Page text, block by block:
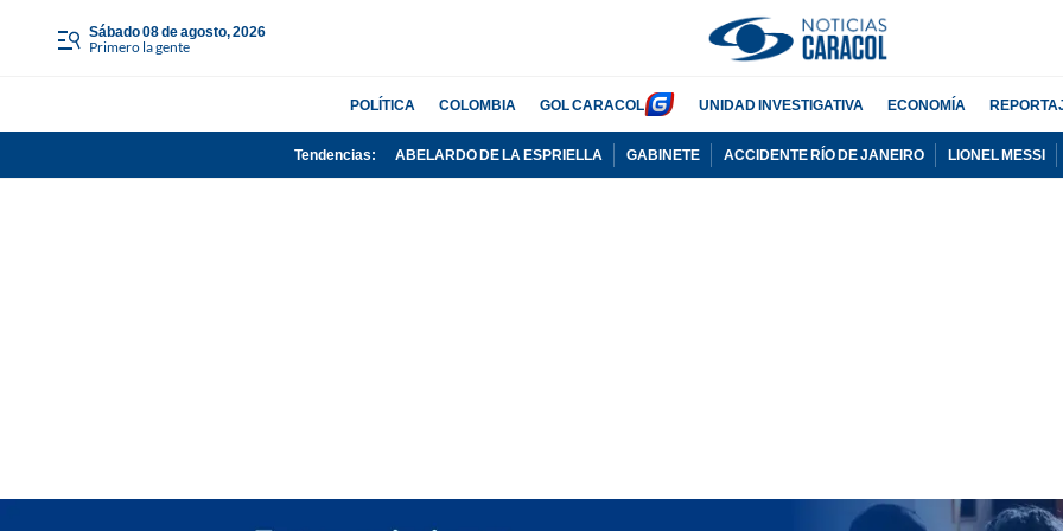
sábado 08 de agosto, 2026
Primero la gente
POLÍTICA COLOMBIA GOL CARACOL UNIDAD INVESTIGATIVA ECONOMÍA
Tendencias: ABELARDO DE LA ESPRIELLA GABINETE ACCIDENTE RÍO DE JANEIRO LIONEL MESSI